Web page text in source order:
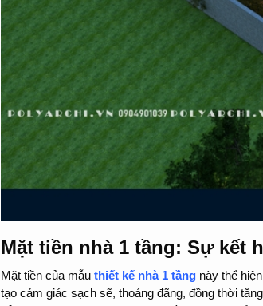
Mặt tiền nhà 1 tầng: Sự kết
Mặt tiền của mẫu thiết kế nhà 1 tầng này thể
tạo cảm giác sạch sẽ, thoáng đãng, đồng thời